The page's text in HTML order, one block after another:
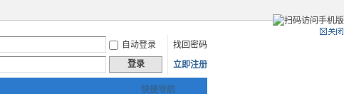
自动登录
找回密码
登录 立即注册
快捷导航